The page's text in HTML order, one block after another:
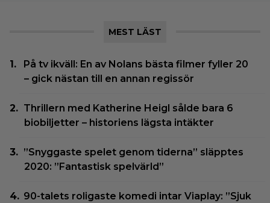
MEST LÄST
På tv ikväll: En av Nolans bästa filmer fyller 20
– gick nästan till en annan regissör
Thrillern med Katherine Heigl sålde bara 6
biobiljetter – historiens lägsta intäkter
”Snyggaste spelet genom tiderna” släpptes
2020: ”Fantastisk spelvärld”
90-talets roligaste komedi intar Viaplay: ”Sjuk